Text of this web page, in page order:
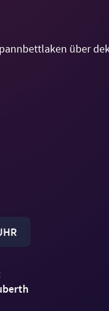
über